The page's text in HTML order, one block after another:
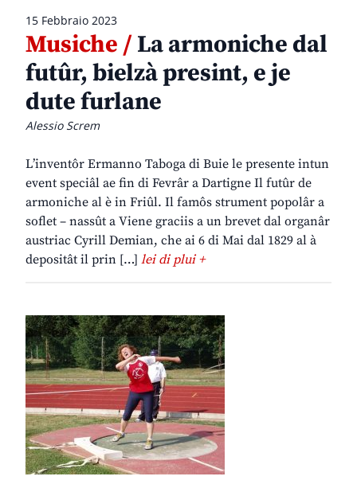
15 Febbraio 2023
Musiche /La armoniche dal
futûr, bielzà presint, e je
dute furlane
Alessio Screm
L’inventôr Ermanno Taboga di Buie le presente intun
event speciâl ae fin di Fevrâr a Dartigne Il futûr de
armoniche al è in Friûl. Il famôs strument popolâr a
soflet – nassût a Viene graciis a un brevet dal organâr
austriac Cyrill Demian, che ai 6 di Mai dal 1829 al à
depositât il prin […] lei di plui +